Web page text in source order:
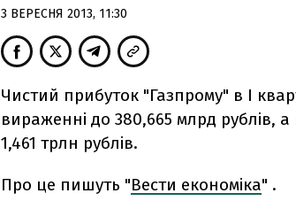
3 ВЕРЕСНЯ 2013, 11:30
Чистий прибуток "Газпрому" в I
вираженні до 380,665 млрд рублів,
1,461 трлн рублів.
Про це пишуть "Вести економіка" .